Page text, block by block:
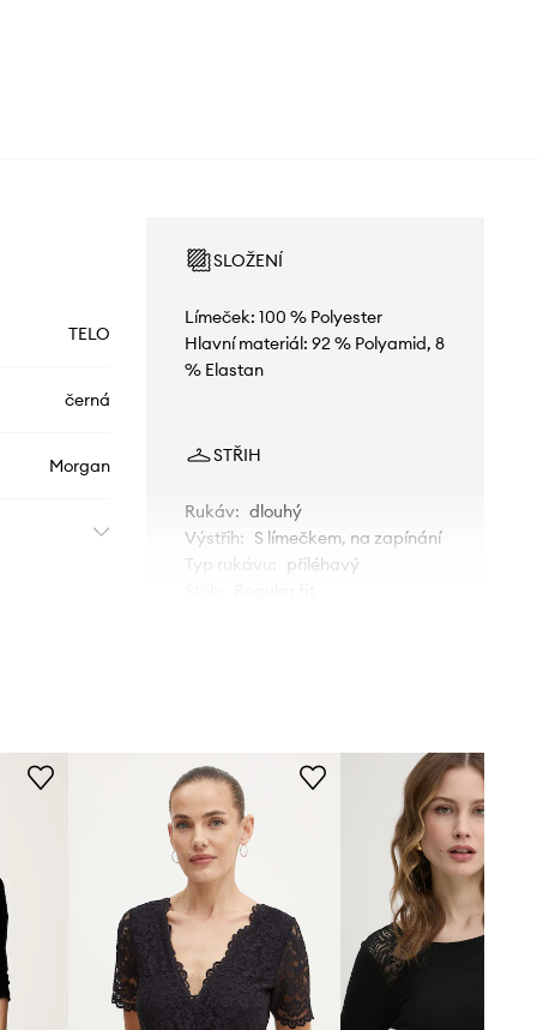
TELO
černá
Morgan
SLOŽENÍ
Límeček: 100 % Polyester
Hlavní materiál: 92 % Polyamid, 8
% Elastan
STŘIH
Rukáv: dlouhý
Výstřih: S límečkem, na zapínání
Typ rukávu
přiléhavý
vysoká a má na sobě velikost S
Standardní velikost
Doporučujeme zvolit velikost, kterou
běžně nosíte.
Tabulka velikosti